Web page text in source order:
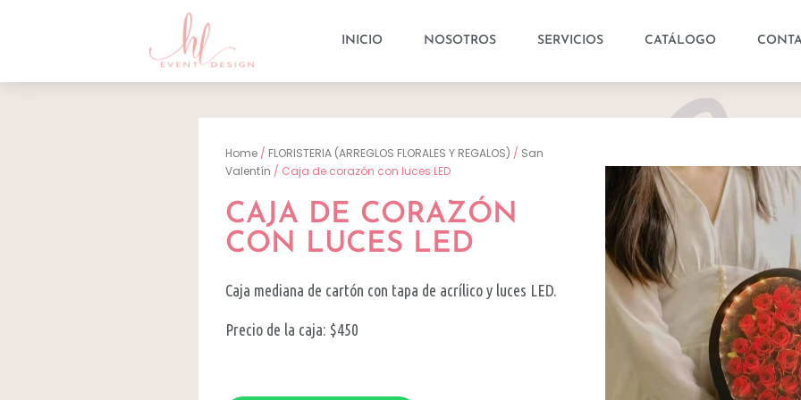
INICIO NOSOTROS SERVICIOS CATÁLOGO
Home / FLORISTERIA (ARREGLOS FLORALES Y REGALOS) / San
Valentín / Caja de corazón con luces LED
CAJA DE CORAZÓN
CON LUCES LED
Caja mediana de cartón con tapa de acrílico y luces LED.
Precio de la caja: $450